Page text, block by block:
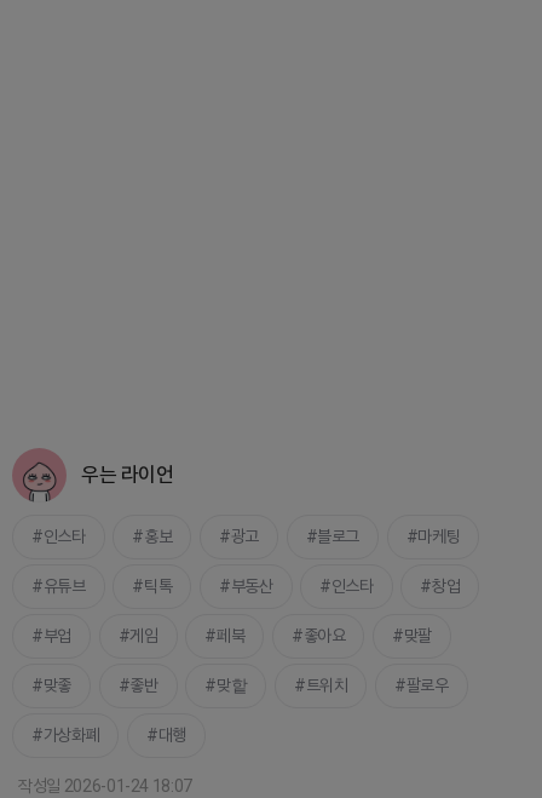
우는 라이언
인스타 홍보 광고 블로그 마케팅
유튜브 틱톡 부동산 인스타 창업
부업 게임 페북 좋아요 맞팔
맞좋 좋반 맞핱 트위치 팔로우
가상화폐 대행
작성일 2026-01-24 18:07